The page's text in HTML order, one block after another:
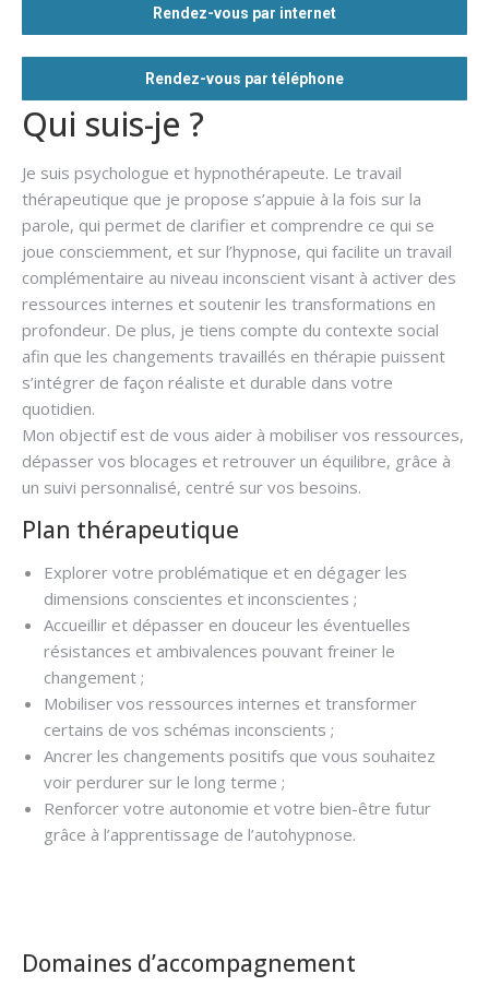
Qui suis-je ?
Je suis psychologue et hypnothérapeute. Le travail
thérapeutique que je propose s’appuie à la fois sur la
parole, qui permet de clarifier et comprendre ce qui se
joue consciemment, et sur l’hypnose, qui facilite un travail
complémentaire au niveau inconscient visant à activer des
ressources internes et soutenir les transformations en
profondeur. De plus, je tiens compte du contexte social
afin que les changements travaillés en thérapie puissent
s’intégrer de façon réaliste et durable dans votre
quotidien.
Mon objectif est de vous aider à mobiliser vos ressources,
dépasser vos blocages et retrouver un équilibre, grâce à
un suivi personnalisé, centré sur vos besoins.
Plan thérapeutique
Explorer votre problématique et en dégager les
dimensions conscientes et inconscientes ;
Accueillir et dépasser en douceur les éventuelles
résistances et ambivalences pouvant freiner le
changement ;
Mobiliser vos ressources internes et transformer
certains de vos schémas inconscients ;
Ancrer les changements positifs que vous souhaitez
voir perdurer sur le long terme ;
Renforcer votre autonomie et votre bien-être futur
grâce à l’apprentissage de l’autohypnose.
Rendez-vous par internet
Rendez-vous par téléphone
Domaines d’accompagnement